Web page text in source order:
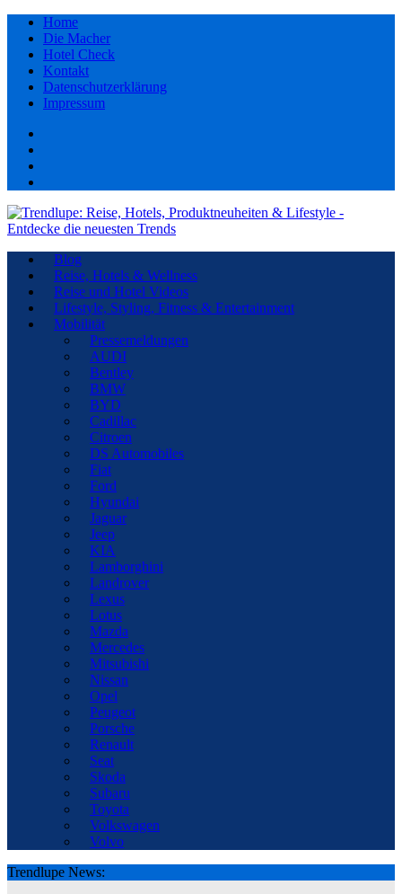
Home
Die Macher
Hotel Check
Kontakt
Datenschutzerklärung
Impressum
Blog
Reise, Hotels & Wellness
Reise und Hotel Videos
Lifestyle, Styling, Fitness & Entertainment
Mobilität
Pressemeldungen
AUDI
Bentley
BMW
BYD
Cadillac
Citroen
DS Automobiles
Fiat
Ford
Hyundai
Jaguar
Jeep
KIA
Lamborghini
Landrover
Lexus
Lotus
Mazda
Mercedes
Mitsubishi
Nissan
Opel
Peugeot
Porsche
Renault
Seat
Skoda
Subaru
Toyota
Volkswagen
Volvo
Trendlupe News: